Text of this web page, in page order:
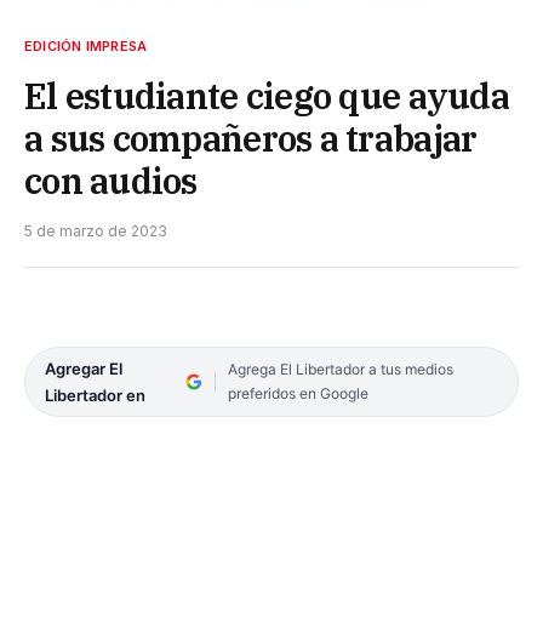
EDICIÓN IMPRESA
El estudiante ciego que ayuda
a sus compañeros a trabajar
con audios
5 de marzo de 2023
Agregar El
Libertador en
Agrega El Libertador a tus medios
preferidos en Google